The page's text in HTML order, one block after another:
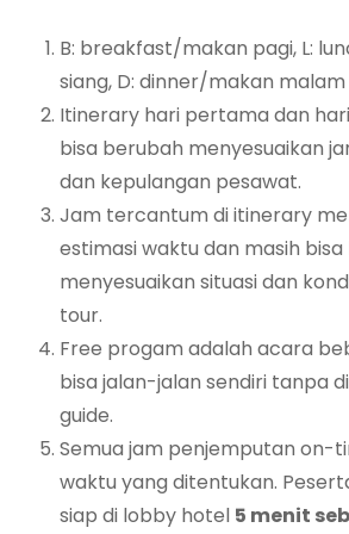
B: breakfast/makan pagi, L:
siang, D: dinner/makan malam
Itinerary hari pertama dan
bisa berubah menyesuaikan
dan kepulangan pesawat.
Jam tercantum di itinerary
estimasi waktu dan masih
menyesuaikan situasi dan
tour.
Free progam adalah acara
bisa jalan-jalan sendiri tanpa
guide.
Semua jam penjemputan on-
waktu yang ditentukan.
siap di lobby hotel 5 menit